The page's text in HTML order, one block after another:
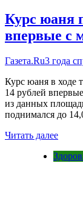
Курс юаня
впервые с
Газета.Ru3 года
Курс юаня в ходе
14 рублей
из данных
поднимался до
Читать далее